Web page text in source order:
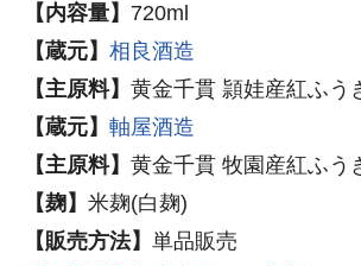
【内容量】 720ml
【蔵元】 相良酒造
【主原料】 黄金千貫 頴娃産紅ふう
【蔵元】 軸屋酒造
【主原料】 黄金千貫 牧園産紅ふう
【麹】 米麹(白麹)
【販売方法】 単品販売